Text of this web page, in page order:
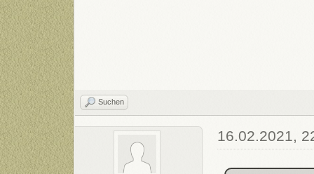
Suchen
16.02.2021,